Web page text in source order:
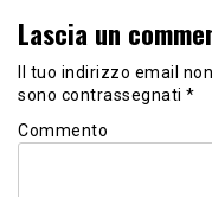
Lascia un
Il tuo indirizzo email
sono contrassegnati *
Commento